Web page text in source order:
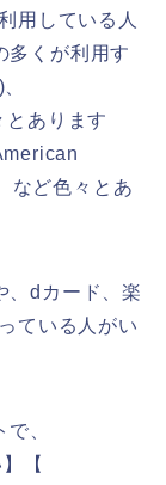
用している人
多くが利用す
あります
など色々とあ
、dカード、楽
ている人がい
、
【